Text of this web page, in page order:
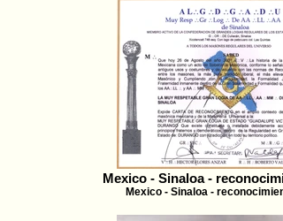
Mexico - Sinaloa -
Mexico - Sinaloa -